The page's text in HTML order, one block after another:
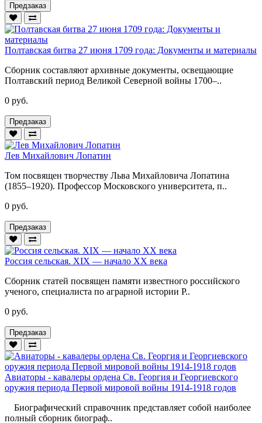
Предзаказ
Полтавская битва 27 июня 1709 года: Документы и материалы
Сборник составляют архивные документы, освещающие
Полтавский период Великой Северной войны 1700–..
0 руб.
Предзаказ
Лев Михайлович Лопатин
Том посвящен творчеству Льва Михайловича Лопатина
(1855–1920). Профессор Московского университета, п..
0 руб.
Предзаказ
Россия сельская. XIX — начало XX века
Сборник статей посвящен памяти известного российского
ученого, специалиста по аграрной истории Р..
0 руб.
Предзаказ
Авиаторы - кавалеры ордена Св. Георгия и Георгиевского
оружия периода Первой мировой войны 1914-1918 годов
Биографический справочник представляет собой наиболее
полный сборник биограф..